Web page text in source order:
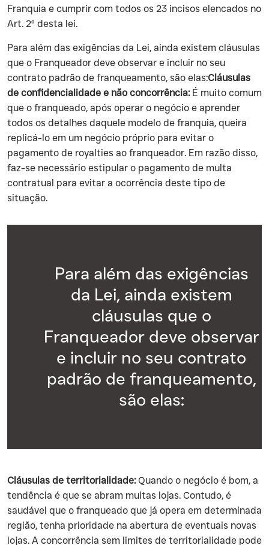
Franquia e cumprir com todos os 23 incisos elencados no
Art. 2º desta lei.
‍Para além das exigências da Lei, ainda existem cláusulas
que o Franqueador deve observar e incluir no seu
contrato padrão de franqueamento, são elas:Cláusulas
de confidencialidade e não concorrência:É muito comum
que o franqueado, após operar o negócio e aprender
todos os detalhes daquele modelo de franquia, queira
replicá-lo em um negócio próprio para evitar o
pagamento de royalties ao franqueador. Em razão disso,
faz-se necessário estipular o pagamento de multa
contratual para evitar a ocorrência deste tipo de
situação.
Para além das exigências
da Lei, ainda existem
cláusulas que o
Franqueador deve observar
e incluir no seu contrato
padrão de franqueamento,
são elas:
Cláusulas de territorialidade:Quando o negócio é bom, a
tendência é que se abram muitas lojas. Contudo, é
saudável que o franqueado que já opera em determinada
região, tenha prioridade na abertura de eventuais novas
lojas. A concorrência sem limites de territorialidade pode